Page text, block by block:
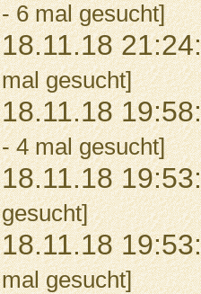
- 6 mal gesucht]
18.11.18
mal gesucht]
18.11.18
- 4 mal gesucht]
18.11.18
gesucht]
18.11.18
mal gesucht]